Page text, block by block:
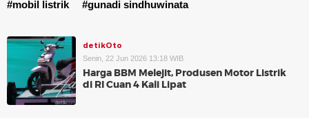
#mobil listrik
#gunadi sindhuwinata
detikOto
Senin, 22 Jun 2026 13:18 WIB
Harga BBM Melejit, Produsen Motor Listrik
di RI Cuan 4 Kali Lipat